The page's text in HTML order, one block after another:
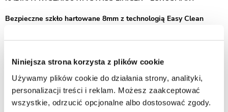
Niniejsza strona korzysta z plików cookie
Używamy plików cookie do działania strony, analityki,
personalizacji treści i reklam. Możesz zaakceptować
wszystkie, odrzucić opcjonalne albo dostosować zgody.
Bezpieczne szkło hartowane 8mm z technologią Easy Clean
Kabina prysznicowa przesuwna Swiss-Liniger Premium –
eleganckie i praktyczne rozwiązanie, które znakomicie wpisuje się w
aranżacje nowoczesnych łazienek. Dzięki starannie opracowanej
konstrukcji podkreśla estetykę wnętrza, jednocześnie zapewniając